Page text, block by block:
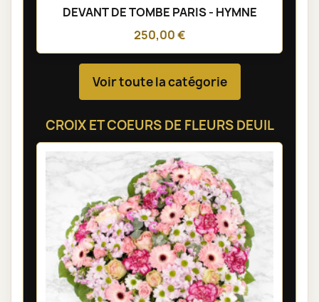
DEVANT DE TOMBE PARIS - HYMNE
250,00 €
Voir toute la catégorie
CROIX ET COEURS DE FLEURS DEUIL